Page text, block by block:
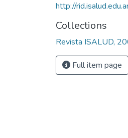
http://
Collections
Revista ISALUD,
Full item page